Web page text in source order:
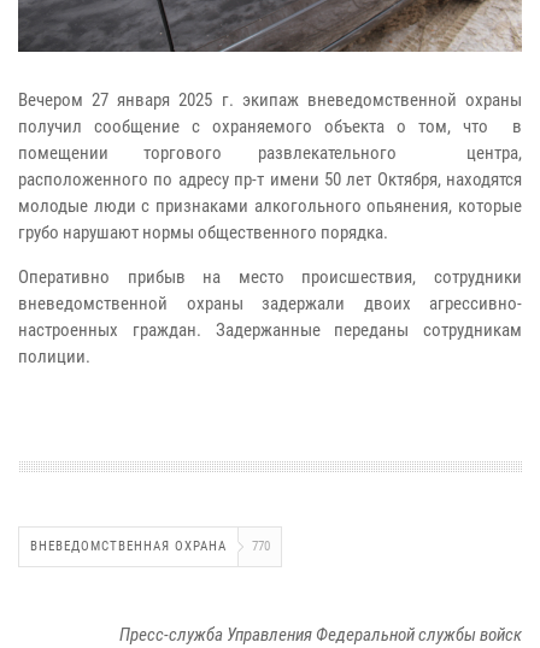
Вечером 27 января 2025 г. экипаж вневедомственной охраны
получил сообщение с охраняемого объекта о том, что в
помещении торгового развлекательного центра,
расположенного по адресу пр-т имени 50 лет Октября, находятся
молодые люди с признаками алкогольного опьянения, которые
грубо нарушают нормы общественного порядка.
Оперативно прибыв на место происшествия, сотрудники
вневедомственной охраны задержали двоих агрессивно-
настроенных граждан. Задержанные переданы сотрудникам
полиции.
ВНЕВЕДОМСТВЕННАЯ ОХРАНА 770
Пресс-служба Управления Федеральной службы войск